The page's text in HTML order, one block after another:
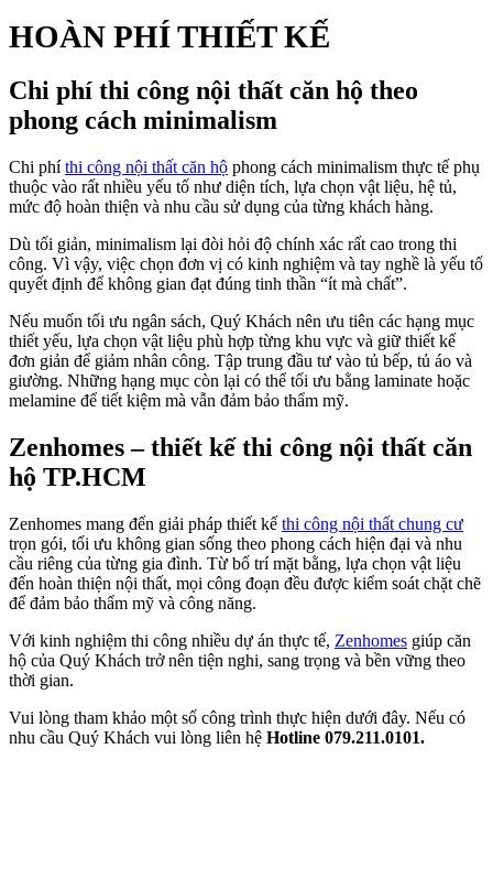
HOÀN PHÍ THIẾT KẾ
Chi phí thi công nội thất căn hộ theo
phong cách minimalism
Chi phíthi công nội thất căn hộ phong cách minimalism thực tế phụ
thuộc vào rất nhiều yếu tố như diện tích, lựa chọn vật liệu, hệ tủ,
mức độ hoàn thiện và nhu cầu sử dụng của từng khách hàng.
Dù tối giản, minimalism lại đòi hỏi độ chính xác rất cao trong thi
công. Vì vậy, việc chọn đơn vị có kinh nghiệm và tay nghề là yếu tố
quyết định để không gian đạt đúng tinh thần “ít mà chất”.
Nếu muốn tối ưu ngân sách, Quý Khách nên ưu tiên các hạng mục
thiết yếu, lựa chọn vật liệu phù hợp từng khu vực và giữ thiết kế
đơn giản để giảm nhân công. Tập trung đầu tư vào tủ bếp, tủ áo và
giường. Những hạng mục còn lại có thể tối ưu bằng laminate hoặc
melamine để tiết kiệm mà vẫn đảm bảo thẩm mỹ.
Zenhomes – thiết kế thi công nội thất căn
hộ TP.HCM
Zenhomes mang đến giải pháp thiết kế thi công nội thất chung cư
trọn gói, tối ưu không gian sống theo phong cách hiện đại và nhu
cầu riêng của từng gia đình. Từ bố trí mặt bằng, lựa chọn vật liệu
đến hoàn thiện nội thất, mọi công đoạn đều được kiểm soát chặt chẽ
để đảm bảo thẩm mỹ và công năng.
Với kinh nghiệm thi công nhiều dự án thực tế, Zenhomes giúp căn
hộ của Quý Khách trở nên tiện nghi, sang trọng và bền vững theo
thời gian.
Vui lòng tham khảo một số công trình thực hiện dưới đây. Nếu có
nhu cầu Quý Khách vui lòng liên hệ Hotline 079.211.0101.